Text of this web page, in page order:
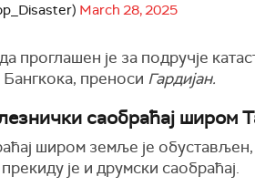
March 28, 2025
проглашен је за подручје
преноси Гардијан.
саобраћај широм
широм земље је обустављен,
је и друмски саобраћај.